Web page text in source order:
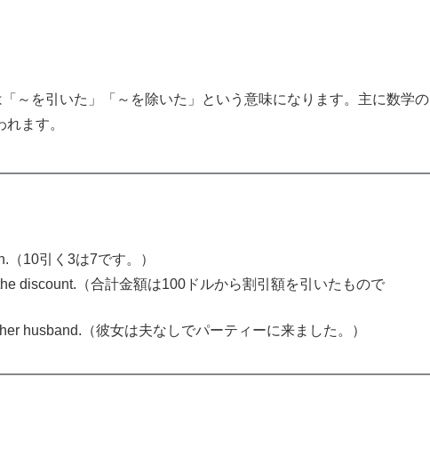
～を引いた」「～を除いた」という意味になります。主に数学の
ます。
（10引く3は7です。）
discount.（合計金額は100ドルから割引額を引いたもので
husband.（彼女は夫なしでパーティーに来ました。）